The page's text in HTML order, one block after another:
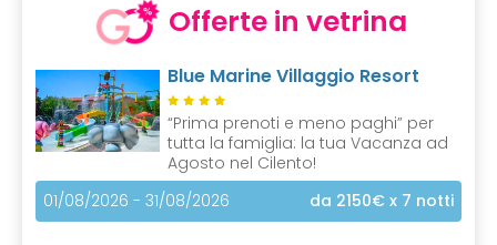
Offerte in vetrina
Blue Marine Villaggio Resort
“Prima prenoti e meno paghi” per
tutta la famiglia: la tua Vacanza ad
Agosto nel Cilento!
01/08/2026 - 31/08/2026
da 2150€ x 7 notti